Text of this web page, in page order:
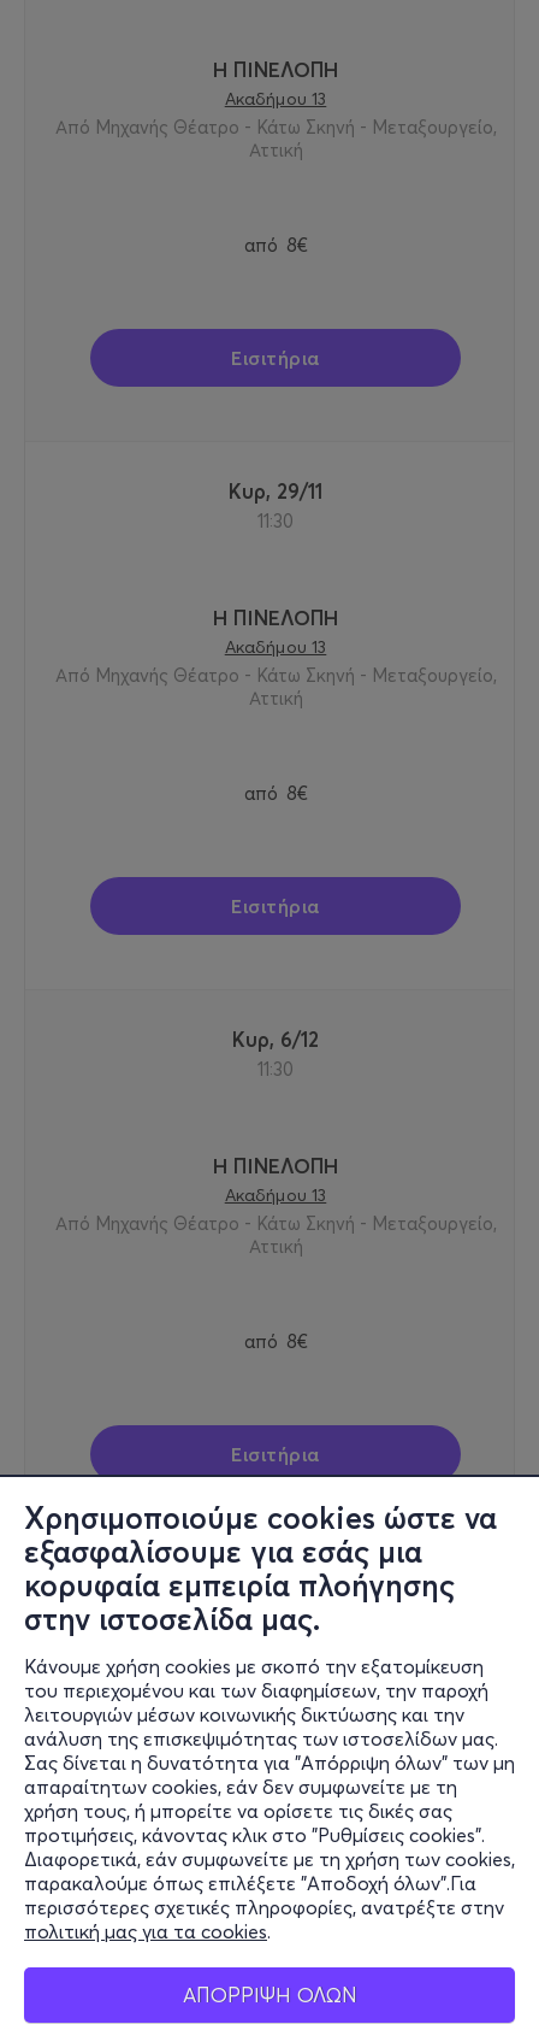
Χρησιμοποιούμε cookies ώστε να
εξασφαλίσουμε για εσάς μια
κορυφαία εμπειρία πλοήγησης
στην ιστοσελίδα μας.
Κάνουμε χρήση cookies με σκοπό την εξατομίκευση
του περιεχομένου και των διαφημίσεων, την παροχή
λειτουργιών μέσων κοινωνικής δικτύωσης και την
ανάλυση της επισκεψιμότητας των ιστοσελίδων μας.
Σας δίνεται η δυνατότητα για "Απόρριψη όλων" των μη
απαραίτητων cookies, εάν δεν συμφωνείτε με τη
χρήση τους, ή μπορείτε να ορίσετε τις δικές σας
προτιμήσεις, κάνοντας κλικ στο "Ρυθμίσεις cookies".
Διαφορετικά, εάν συμφωνείτε με τη χρήση των cookies,
παρακαλούμε όπως επιλέξετε "Αποδοχή όλων".Για
περισσότερες σχετικές πληροφορίες, ανατρέξτε στην
πολιτική μας για τα cookies.
ΑΠΟΡΡΙΨΗ ΟΛΩΝ
Η ΠΙΝΕΛΟΠΗ
Ακαδήμου 13
Από Μηχανής Θέατρο - Κάτω Σκηνή - Μεταξουργείο,
Αττική
από 8€
Εισιτήρια
Κυρ, 29/11
11:30
Η ΠΙΝΕΛΟΠΗ
Ακαδήμου 13
Από Μηχανής Θέατρο - Κάτω Σκηνή - Μεταξουργείο,
Αττική
από 8€
Εισιτήρια
Κυρ, 6/12
11:30
Η ΠΙΝΕΛΟΠΗ
Ακαδήμου 13
Από Μηχανής Θέατρο - Κάτω Σκηνή - Μεταξουργείο,
Αττική
από 8€
Εισιτήρια
Κυρ, 13/12
11:30
Η ΠΙΝΕΛΟΠΗ
Ακαδήμου 13
Από Μηχανής Θέατρο - Κάτω Σκηνή - Μεταξουργείο,
Αττική
από 8€
Εισιτήρια